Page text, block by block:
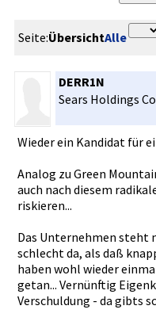
Seite:ÜbersichtAlle
DERR1N
Sears Holdings
Wieder ein Kandidat für
Analog zu Green
auch nach diesem
riskieren.­..
Das Unternehme­n steht
schlecht da, als daß
haben wohl wieder
getan... Vernünftig­
Verschuldu­ng - da gibts